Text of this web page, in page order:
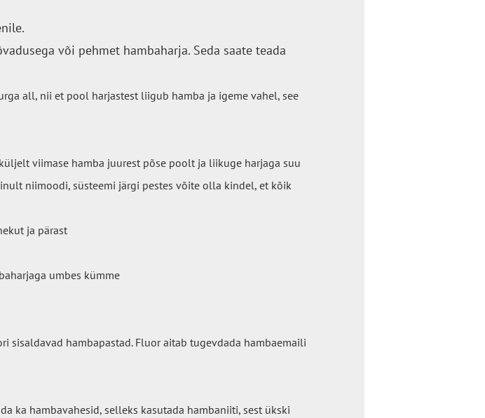
või pehmet hambaharja. Seda saate teada
all, nii et pool harjastest liigub hamba ja igeme vahel, see
viimase hamba juurest põse poolt ja liikuge harjaga suu
niimoodi, süsteemi järgi pestes võite olla kindel, et kõik
ja pärast
umbes kümme
sisaldavad hambapastad. Fluor aitab tugevdada hambaemaili
ka hambavahesid, selleks kasutada hambaniiti, sest ükski